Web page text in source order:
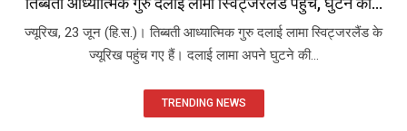
ज्यूरिख, 23 जून (हि.स.)। तिब्बती आध्यात्मिक गुरु दलाई लामा स्विट्जरलैंड के
ज्यूरिख पहुंच गए हैं। दलाई लामा अपने घुटने की...
TRENDING NEWS